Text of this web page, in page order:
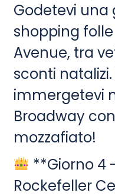
Godetevi una
shopping
Avenue, tra
sconti natalizi.
immergetevi
Broadway
mozzafiato!
**Giorno 4
Rockefeller